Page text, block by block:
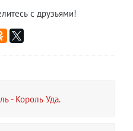
с друзьями!
- Король Уда.